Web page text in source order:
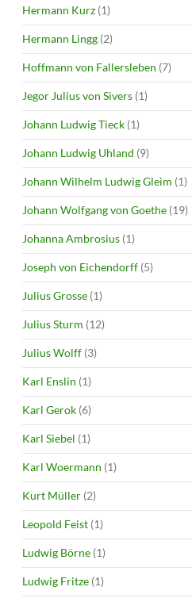
Hermann Kurz (1)
Hermann Lingg (2)
Hoffmann von Fallersleben (7)
Jegor Julius von Sivers (1)
Johann Ludwig Tieck (1)
Johann Ludwig Uhland (9)
Johann Wilhelm Ludwig Gleim (1)
Johann Wolfgang von Goethe (19)
Johanna Ambrosius (1)
Joseph von Eichendorff (5)
Julius Grosse (1)
Julius Sturm (12)
Julius Wolff (3)
Karl Enslin (1)
Karl Gerok (6)
Karl Siebel (1)
Karl Woermann (1)
Kurt Müller (2)
Leopold Feist (1)
Ludwig Börne (1)
Ludwig Fritze (1)